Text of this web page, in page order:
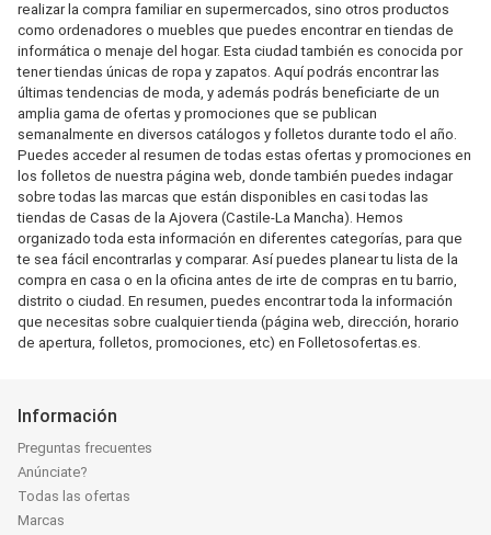
realizar la compra familiar en supermercados, sino otros productos
como ordenadores o muebles que puedes encontrar en tiendas de
informática o menaje del hogar. Esta ciudad también es conocida por
tener tiendas únicas de ropa y zapatos. Aquí podrás encontrar las
últimas tendencias de moda, y además podrás beneficiarte de un
amplia gama de ofertas y promociones que se publican
semanalmente en diversos catálogos y folletos durante todo el año.
Puedes acceder al resumen de todas estas ofertas y promociones en
los folletos de nuestra página web, donde también puedes indagar
sobre todas las marcas que están disponibles en casi todas las
tiendas de Casas de la Ajovera (Castile-La Mancha). Hemos
organizado toda esta información en diferentes categorías, para que
te sea fácil encontrarlas y comparar. Así puedes planear tu lista de la
compra en casa o en la oficina antes de irte de compras en tu barrio,
distrito o ciudad. En resumen, puedes encontrar toda la información
que necesitas sobre cualquier tienda (página web, dirección, horario
de apertura, folletos, promociones, etc) en Folletosofertas.es.
Información
Preguntas frecuentes
Anúnciate?
Todas las ofertas
Marcas